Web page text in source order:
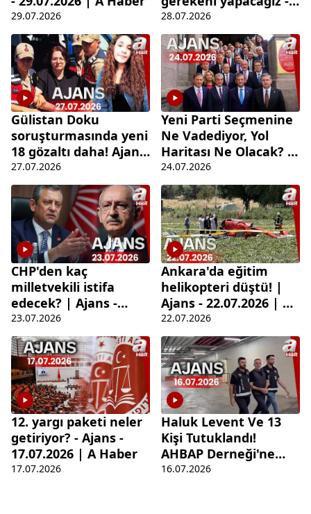
29.07.2026
Ajans - 28.07.2026 | A
Haber
28.07.2026
Gülistan Doku
soruşturmasında yeni
18 gözaltı daha! Ajans
- 27.07.2026 | A Haber
27.07.2026
Yeni Parti Seçmenine
Ne Vadediyor, Yol
Haritası Ne Olacak? |
Ajans
24.07.2026
CHP'den kaç
milletvekili istifa
edecek? | Ajans -
23.07.2026 | A Haber
23.07.2026
Ankara'da eğitim
helikopteri düştü! |
Ajans - 22.07.2026 | A
Haber
22.07.2026
12. yargı paketi neler
getiriyor? - Ajans -
17.07.2026 | A Haber
17.07.2026
Haluk Levent Ve 13
Kişi Tutuklandı!
AHBAP Derneği'ne
Tepkiler Büyüyor! |
16.07.2026